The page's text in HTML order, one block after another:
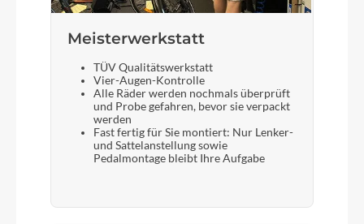
Meisterwerkstatt
TÜV Qualitätswerkstatt
Vier-Augen-Kontrolle
Alle Räder werden nochmals überprüft
und Probe gefahren, bevor sie verpackt
werden
Fast fertig für Sie montiert: Nur Lenker-
und Sattelanstellung sowie
Pedalmontage bleibt Ihre Aufgabe